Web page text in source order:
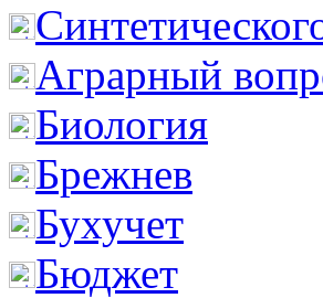
Аграрный
Биология
Брежнев
Бухучет
Бюджет